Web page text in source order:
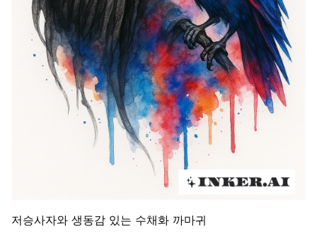
저승사자와 생동감 있는 수채화 까마귀